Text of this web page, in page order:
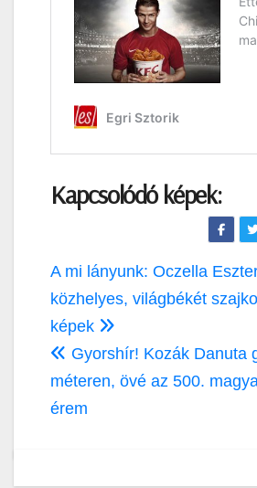
Kapcsolódó képek:
Bejegyzés
navigáció
A mi lányunk: Oczella
közhelyes, világbékét
képek
Gyorshír! Kozák Danuta
méteren, övé az 500.
érem